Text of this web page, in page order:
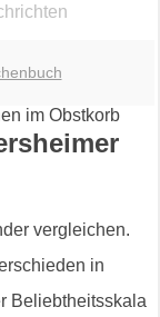
vergleichen.
in
Beliebtheitsskala